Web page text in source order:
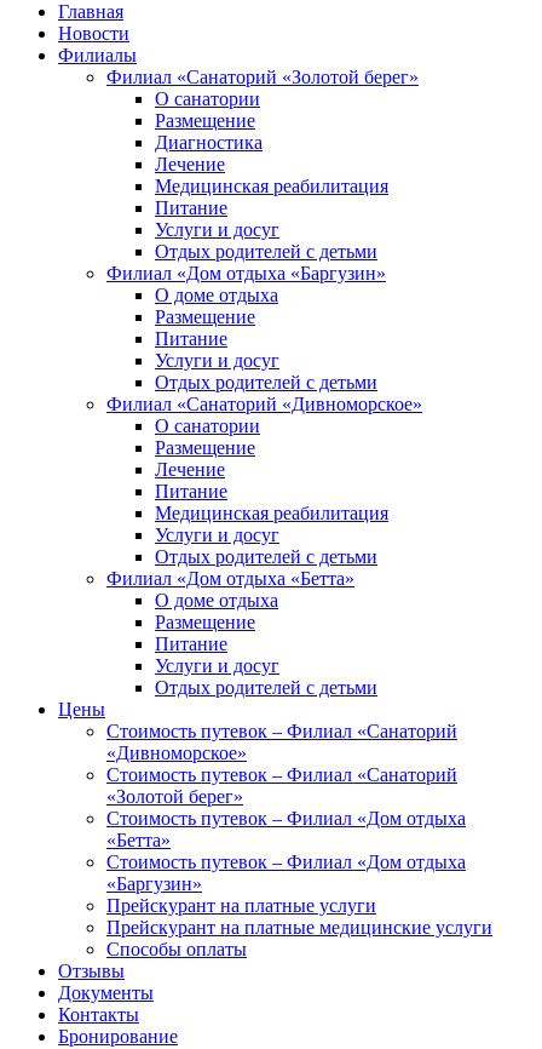
Главная
Новости
Филиалы
Филиал «Санаторий «Золотой берег»
О санатории
Размещение
Диагностика
Лечение
Медицинская реабилитация
Питание
Услуги и досуг
Отдых родителей с детьми
Филиал «Дом отдыха «Баргузин»
О доме отдыха
Размещение
Питание
Услуги и досуг
Отдых родителей с детьми
Филиал «Санаторий «Дивноморское»
О санатории
Размещение
Лечение
Питание
Медицинская реабилитация
Услуги и досуг
Отдых родителей с детьми
Филиал «Дом отдыха «Бетта»
О доме отдыха
Размещение
Питание
Услуги и досуг
Отдых родителей с детьми
Цены
Стоимость путевок – Филиал «Санаторий
«Дивноморское»
Стоимость путевок – Филиал «Санаторий
«Золотой берег»
Стоимость путевок – Филиал «Дом отдыха
«Бетта»
Стоимость путевок – Филиал «Дом отдыха
«Баргузин»
Прейскурант на платные услуги
Прейскурант на платные медицинские услуги
Способы оплаты
Отзывы
Документы
Контакты
Бронирование